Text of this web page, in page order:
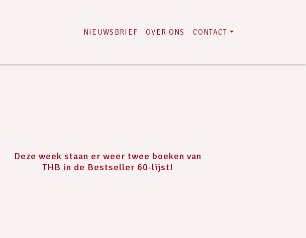
NIEUWSBRIEF OVER ONS CONTACT
Deze week staan er weer twee boeken van
THB in de Bestseller 60-lijst!